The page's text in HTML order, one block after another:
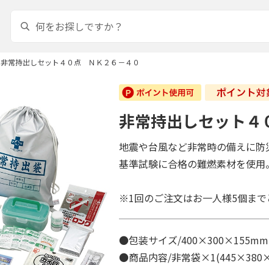
非常持出しセット４０点 ＮＫ２６－４０
非常持出しセット
地震や台風など非常時の備えに
基準試験に合格の難燃素材を使用。
※1回のご注文はお一人様5個まで
●包装サイズ/
●商品内容/非常袋